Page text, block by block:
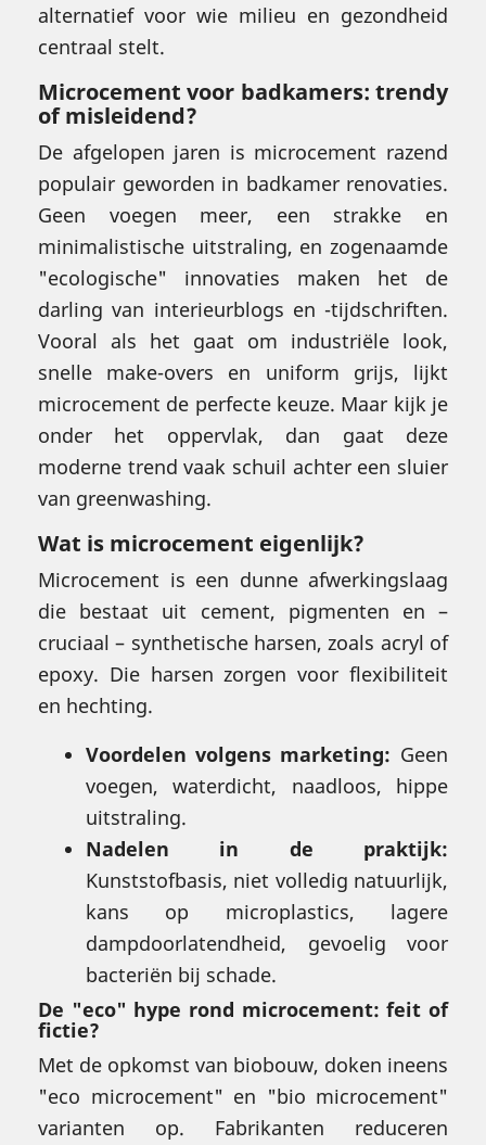
alternatief voor wie milieu en gezondheid
centraal stelt.
Microcement voor badkamers: trendy
of misleidend?
De afgelopen jaren is microcement razend
populair geworden in badkamer renovaties.
Geen voegen meer, een strakke en
minimalistische uitstraling, en zogenaamde
"ecologische" innovaties maken het de
darling van interieurblogs en -tijdschriften.
Vooral als het gaat om industriële look,
snelle make-overs en uniform grijs, lijkt
microcement de perfecte keuze. Maar kijk je
onder het oppervlak, dan gaat deze
moderne trend vaak schuil achter een sluier
van greenwashing.
Wat is microcement eigenlijk?
Microcement is een dunne afwerkingslaag
die bestaat uit cement, pigmenten en –
cruciaal – synthetische harsen, zoals acryl of
epoxy. Die harsen zorgen voor flexibiliteit
en hechting.
Voordelen volgens marketing: Geen
voegen, waterdicht, naadloos, hippe
uitstraling.
Nadelen in de praktijk:
Kunststofbasis, niet volledig natuurlijk,
kans op microplastics, lagere
dampdoorlatendheid, gevoelig voor
bacteriën bij schade.
De "eco" hype rond microcement: feit of
fictie?
Met de opkomst van biobouw, doken ineens
"eco microcement" en "bio microcement"
varianten op. Fabrikanten reduceren